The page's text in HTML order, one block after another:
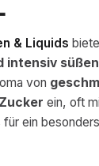
& Liquids
intensiv
von
ein, oft
ein